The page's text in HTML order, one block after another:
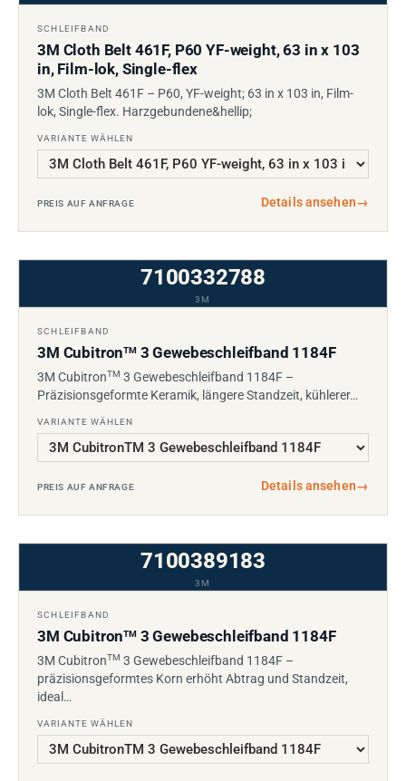
SCHLEIFBAND
3M Cloth Belt 461F, P60 YF-weight, 63 in x 103
in, Film-lok, Single-flex
3M Cloth Belt 461F – P60, YF-weight; 63 in x 103 in, Film-
lok, Single-flex. Harzgebundene&hellip;
VARIANTE WÄHLEN
PREIS AUF ANFRAGE Details ansehen→
7100332788
3M
SCHLEIFBAND
3M CubitronTM3 Gewebeschleifband 1184F
3M CubitronTM 3 Gewebeschleifband 1184F –
Präzisionsgeformte Keramik, längere Standzeit, kühlerer…
VARIANTE WÄHLEN
PREIS AUF ANFRAGE Details ansehen→
7100389183
3M
SCHLEIFBAND
3M CubitronTM3 Gewebeschleifband 1184F
3M CubitronTM 3 Gewebeschleifband 1184F –
präzisionsgeformtes Korn erhöht Abtrag und Standzeit,
ideal…
VARIANTE WÄHLEN